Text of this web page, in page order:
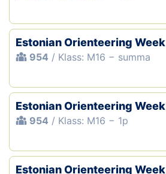
Estonian Orienteering Week
954 / Klass: M16 − summa
Estonian Orienteering Week
954 / Klass: M16 − 1p
Estonian Orienteering Week